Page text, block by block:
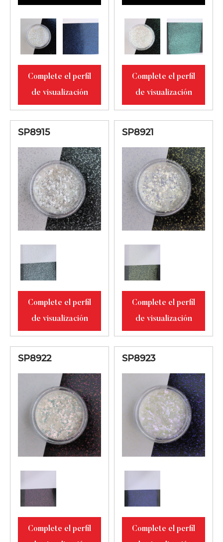
Complete el perfil
de visualización
Complete el perfil
de visualización
SP8915
Complete el perfil
de visualización
SP8921
Complete el perfil
de visualización
SP8922
Complete el perfil
SP8923
Complete el perfil